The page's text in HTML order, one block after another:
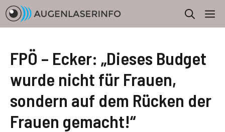
Zum
Inhalt
springen
FPÖ – Ecker: „Dieses Budget
wurde nicht für Frauen,
sondern auf dem Rücken der
Frauen gemacht!“